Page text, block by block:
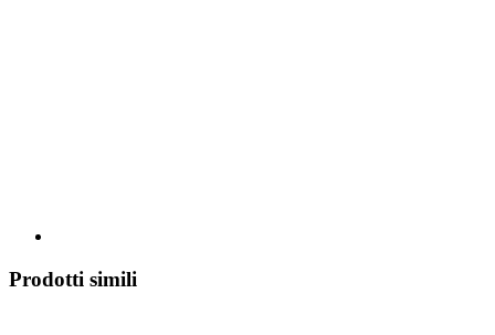
Prodotti simili